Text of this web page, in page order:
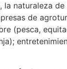
naturaleza
de
(pesca,